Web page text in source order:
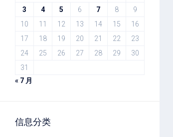
3
4 5 6 7 8
9
10
11 12 13 14 15
16
17
18 19 20 21 22
23
24
25 26 27 28 29
30
31
« 7 月
信息分类